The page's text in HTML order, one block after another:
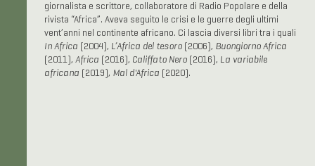
giornalista e scrittore, collaboratore di Radio Popolare e della
rivista “Africa”. Aveva seguito le crisi e le guerre degli ultimi
vent’anni nel continente africano. Ci lascia diversi libri tra i quali
In Africa (2004), L’Africa del tesoro(2006), Buongiorno Africa
(2011), Africa (2016), Califfato Nero(2016), La variabile
africana (2019), Mal d'Africa (2020).